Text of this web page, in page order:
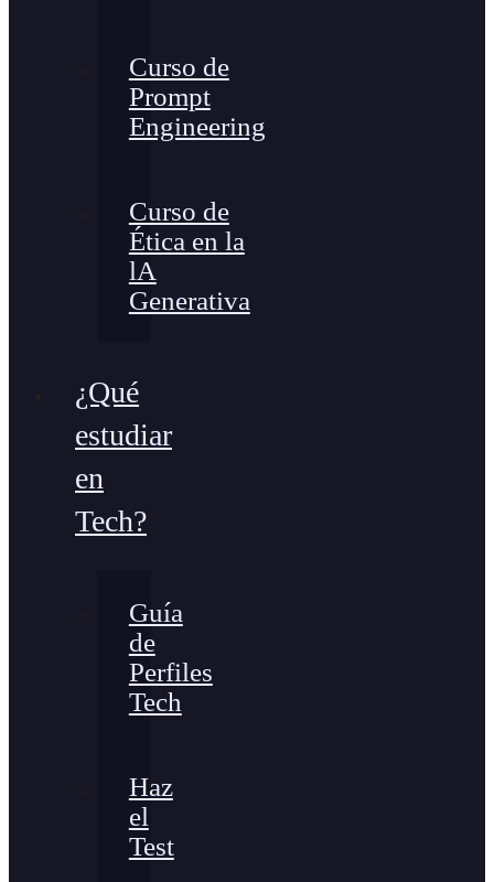
Curso de
Prompt
Engineering
Curso de
Ética en la
lA
Generativa
¿Qué
estudiar
en
Tech?
Guía
de
Perfiles
Tech
Haz
el
Test